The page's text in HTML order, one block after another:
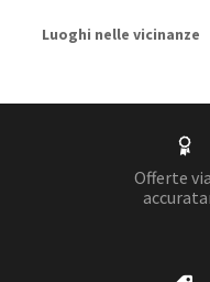
Luoghi nelle vicinanze
I migliori hotel di
I migliori 9 hotel 5
Top 10 degli hotel a
Hotel Lucca
Offerte